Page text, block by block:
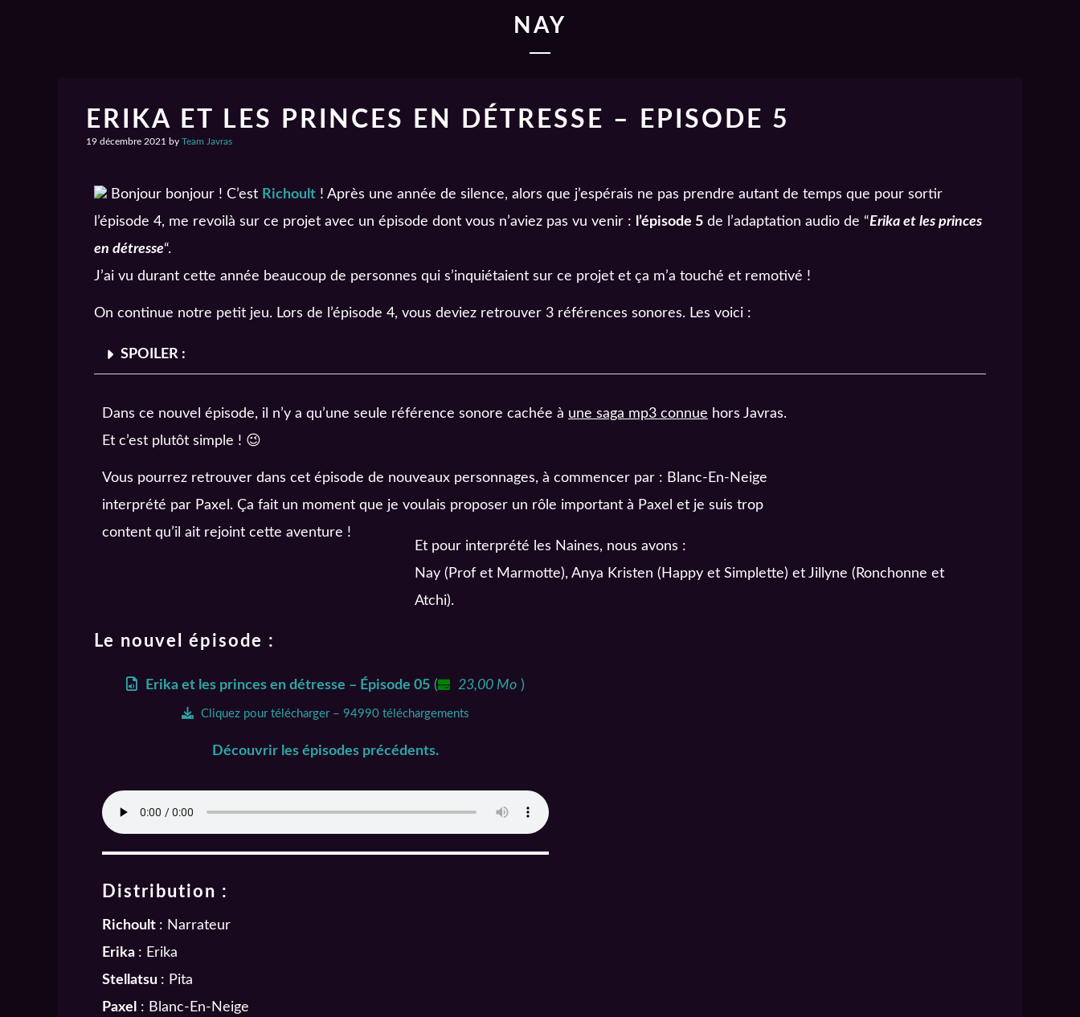
NAY
ERIKA ET LES PRINCES EN DÉTRESSE – EPISODE 5
19 décembre 2021 by Team Javras
Bonjour bonjour ! C’est Richoult ! Après une année de silence, alors que j’espérais ne pas prendre autant de temps que pour sortir
l’épisode 4, me revoilà sur ce projet avec un épisode dont vous n’aviez pas vu venir :
l’épisode 5 de l’adaptation audio de “Erika et les princes
en détresse“.
J’ai vu durant cette année beaucoup de personnes qui s’inquiétaient sur ce projet et ça m’a touché et remotivé !
On continue notre petit jeu. Lors de l’épisode 4, vous deviez retrouver 3 références sonores. Les voici :
SPOILER :
Dans ce nouvel épisode, il n’y a qu’une seule référence sonore cachée à une saga mp3 connue hors Javras.
Et c’est plutôt simple ! 😉
Vous pourrez retrouver dans cet épisode de nouveaux personnages, à commencer par : Blanc-En-Neige
interprété par Paxel. Ça fait un moment que je voulais proposer un rôle important à Paxel et je suis trop
content qu’il ait rejoint cette aventure !
Et pour interprété les Naines, nous avons :
Nay (Prof et Marmotte), Anya Kristen (Happy et Simplette) et Jillyne (Ronchonne et
Atchi).
Le nouvel épisode :
Erika et les princes en détresse – Épisode 05( 23,00 Mo )
Cliquez pour télécharger – 94990 téléchargements
Découvrir les épisodes précédents.
Distribution :
Richoult : Narrateur
Erika : Erika
Stellatsu : Pita
Paxel
: Blanc-En-Neige